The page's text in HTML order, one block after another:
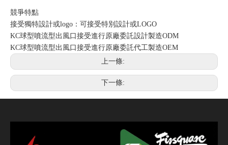
競爭特點
接受獨特設計或logo：可接受特別設計或LOGO
KC球型噴流型出風口接受進行原廠委託設計製造ODM
KC球型噴流型出風口接受進行原廠委託代工製造OEM
上一條:
下一條: